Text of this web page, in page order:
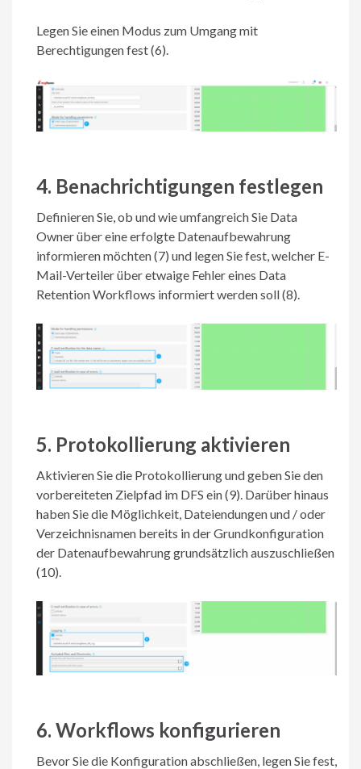
Legen Sie einen Modus zum Umgang mit
Berechtigungen fest (6).
4. Benachrichtigungen festlegen
Definieren Sie, ob und wie umfangreich Sie Data
Owner über eine erfolgte Datenaufbewahrung
informieren möchten (7) und legen Sie fest, welcher E-
Mail-Verteiler über etwaige Fehler eines Data
Retention Workflows informiert werden soll (8).
5. Protokollierung aktivieren
Aktivieren Sie die Protokollierung und geben Sie den
vorbereiteten Zielpfad im DFS ein (9). Darüber hinaus
haben Sie die Möglichkeit, Dateiendungen und / oder
Verzeichnisnamen bereits in der Grundkonfiguration
der Datenaufbewahrung grundsätzlich auszuschließen
(10).
6. Workflows konfigurieren
Bevor Sie die Konfiguration abschließen, legen Sie fest,